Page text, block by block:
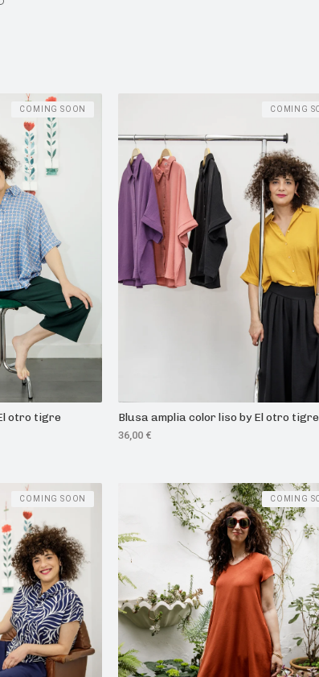
otro tigre
COMING SOON
Blusa amplia color liso by El otro tigre
36,00 €
COMING
COMING SOON COMING